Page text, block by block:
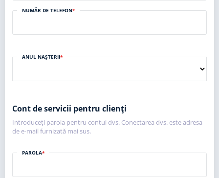
NUMĂR DE TELEFON*
ANUL NAȘTERII*
Cont de servicii pentru clienți
Introduceți parola pentru contul dvs. Conectarea dvs. este adresa
de e-mail furnizată mai sus.
PAROLA*